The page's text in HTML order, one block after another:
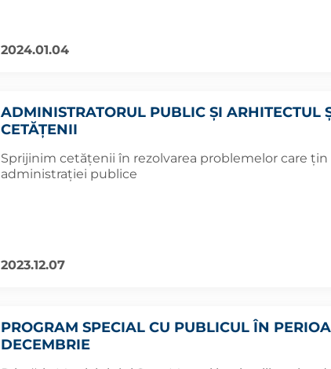
2024.01.04
ADMINISTRATORUL PUBLIC ȘI ARHITECTUL
CETĂȚENII
Sprijinim cetățenii în rezolvarea problemelor care
administrației publice
2023.12.07
PROGRAM SPECIAL CU PUBLICUL ÎN
DECEMBRIE